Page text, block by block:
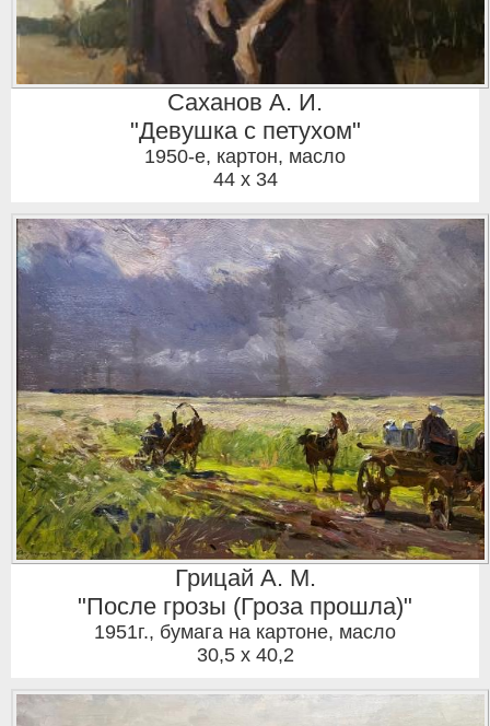
Саханов А. И.
"Девушка с петухом"
1950-е, картон, масло
44 x 34
Грицай А. М.
"После грозы (Гроза прошла)"
1951г., бумага на картоне, масло
30,5 x 40,2